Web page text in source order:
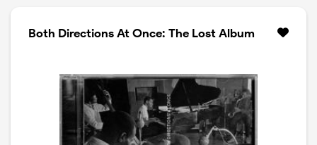
ripubblicato per celebrare il suo 65 anniversario. Il disco
completamente inediti. Edizione stampata in Olanda
Both Directions At Once: The Lost Album